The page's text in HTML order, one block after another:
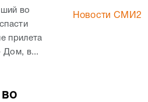
во
прилета
Дом, в...
Новости СМИ2